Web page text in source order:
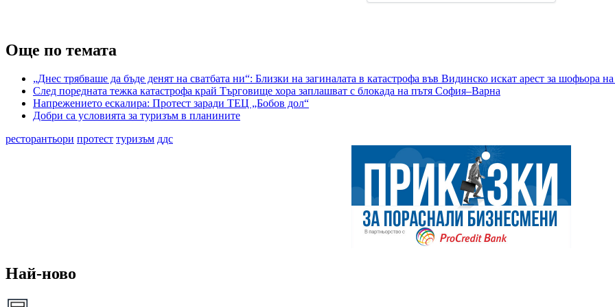
Още по темата
„Днес трябваше да бъде денят на сватбата ни“: Близки на загиналата в катастрофа във Видинско искат арест за шофьора
След поредната тежка катастрофа край Търговище хора заплашват с блокада на пътя София–Варна
Напрежението ескалира: Протест заради ТЕЦ „Бобов дол“
Добри са условията за туризъм в планините
ресторантьори протест туризъм ддс
Най-ново